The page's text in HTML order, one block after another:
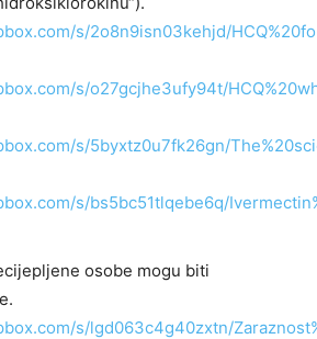
s/2o8n9isn03kehjd/
s/o27gcjhe3ufy94t/
s/5byxtz0u7fk26gn/
s/bs5bc51tlqebe6q/
osobe mogu biti
s/lgd063c4g40zxtn/